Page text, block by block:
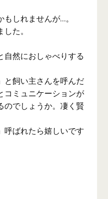
しれませんが…。
た。
自然におしゃべりする
と飼い主さんを呼んだ
コミュニケーションが
のでしょうか。凄く賢
呼ばれたら嬉しいです